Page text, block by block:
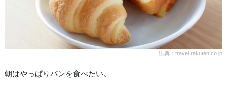
出典：travel.rakuten.co.jp
朝はやっぱりパンを食べたい。